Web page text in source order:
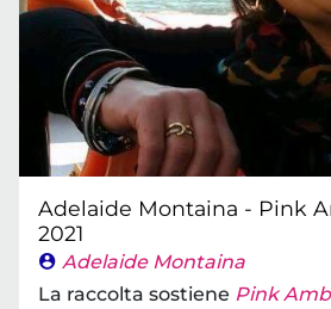
Adelaide Montaina - Pink
2021
Adelaide Montaina
La raccolta sostiene Pink